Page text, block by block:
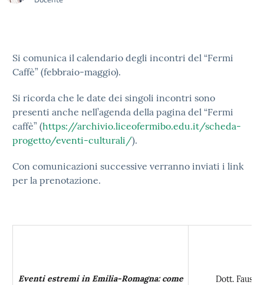
Si comunica il calendario degli incontri del “Fermi
Caffè” (febbraio-maggio).
Si ricorda che le date dei singoli incontri sono
presenti anche nell’agenda della pagina del “Fermi
caffè” (https://archivio.liceofermibo.edu.it/scheda-
progetto/eventi-culturali/).
Con comunicazioni successive verranno inviati i link
per la prenotazione.
Eventi estremi in Emilia-Romagna: come
Dott. Fausto